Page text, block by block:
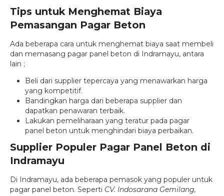
Tips untuk Menghemat Biaya
Pemasangan Pagar Beton
Ada beberapa cara untuk menghemat biaya saat membeli
dan memasang pagar panel beton di Indramayu, antara
lain ;
Beli dari supplier tepercaya yang menawarkan harga
yang kompetitif.
Bandingkan harga dari beberapa supplier dan
dapatkan penawaran terbaik.
Lakukan pemeliharaan yang teratur pada pagar
panel beton untuk menghindari biaya perbaikan.
Supplier Populer Pagar Panel Beton di
Indramayu
Di Indramayu, ada beberapa pemasok yang populer untuk
pagar panel beton. Seperti CV. Indosarana Gemilang,